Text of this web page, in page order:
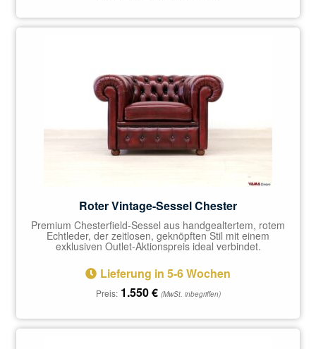
Roter Vintage-Sessel Chester
Premium Chesterfield-Sessel aus handgealtertem, rotem
Echtleder, der zeitlosen, geknöpften Stil mit einem
exklusiven Outlet-Aktionspreis ideal verbindet.
Lieferung in 5-6 Wochen
Preis: 1.550€ (MwSt. inbegriffen)